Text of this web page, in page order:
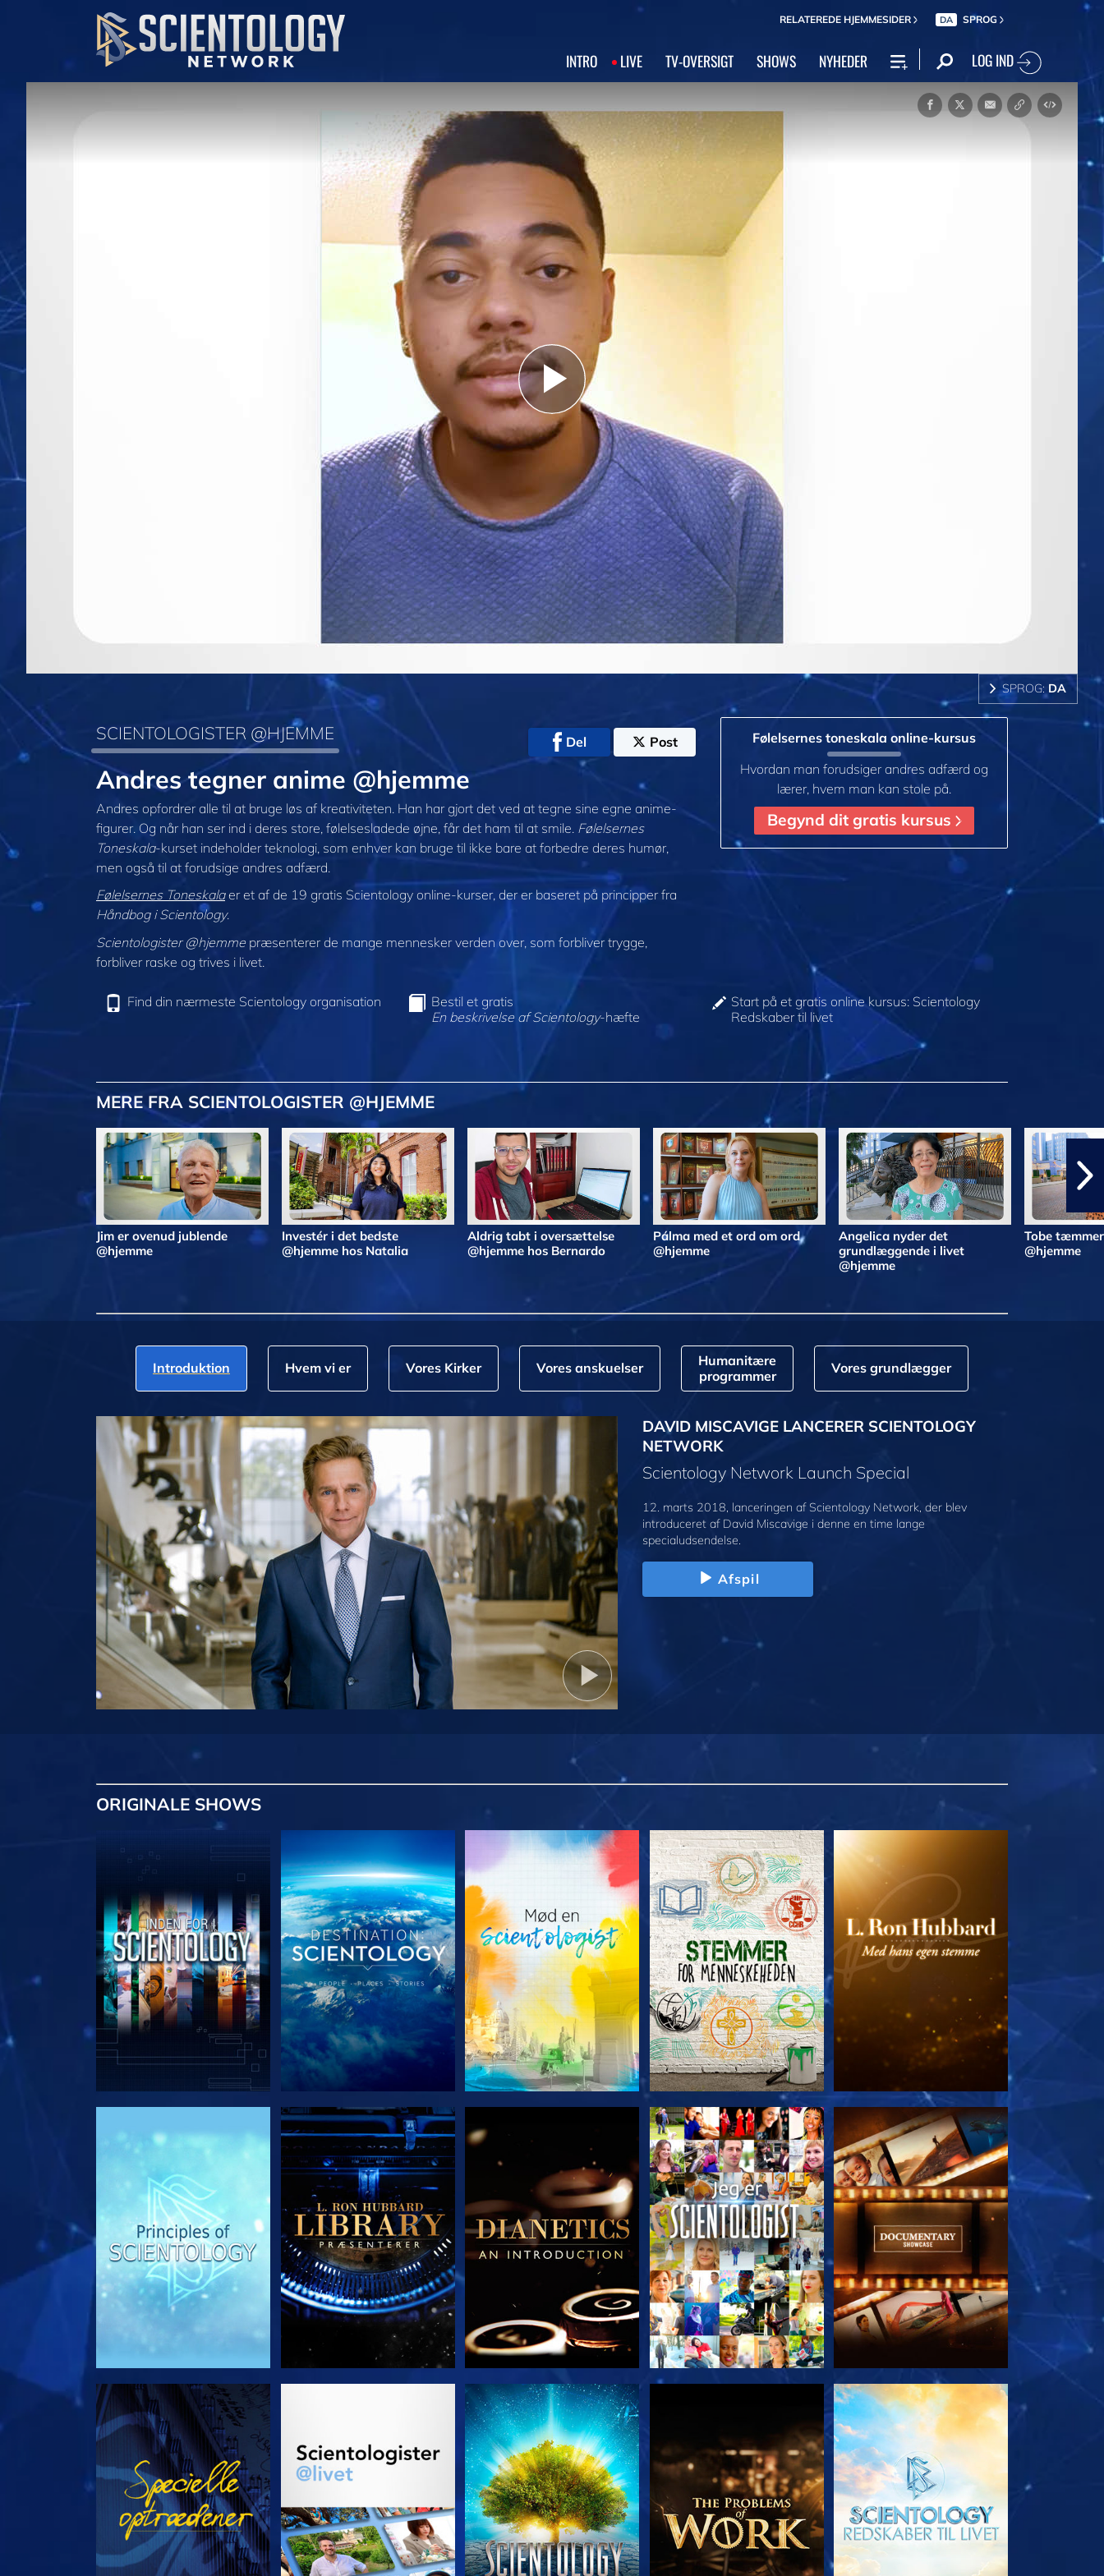
RELATEREDE HJEMMESIDER DA SPROG
INTRO LIVE TV‑OVERSIGT SHOWS NYHEDER LOG IND
Play
Video
SPROG: DA
SCIENTOLOGISTER @HJEMME Del Post
Andres tegner anime @hjemme
Andres opfordrer alle til at bruge løs af kreativiteten. Han har gjort det ved at tegne sine egne anime-
figurer. Og når han ser ind i deres store, følelsesladede øjne, får det ham til at smile. Følelsernes
Toneskala-kurset indeholder teknologi, som enhver kan bruge til ikke bare at forbedre deres humør,
men også til at forudsige andres adfærd.
Følelsernes Toneskalaer et af de 19 gratis Scientology online-kurser, der er baseret på principper fra
Håndbog i Scientology.
Scientologister @hjemmepræsenterer de mange mennesker verden over, som forbliver trygge,
forbliver raske og trives i livet.
Følelsernes toneskala online-kursus
Hvordan man forudsiger andres adfærd og
lærer, hvem man kan stole på.
Begynd dit gratis kursus
Find din nærmeste Scientology organisation
Bestil et gratis
En beskrivelse af Scientology-hæfte
Start på et gratis online kursus: Scientology
Redskaber til livet
MERE FRA SCIENTOLOGISTER @HJEMME
Jim er ovenud jublende
@hjemme
Investér i det bedste
@hjemme hos Natalia
Aldrig tabt i oversættelse
@hjemme hos Bernardo
Pálma med et ord om ord
@hjemme
Angelica nyder det
grundlæggende i livet
@hjemme
Tobe
@hjemme
Introduktion Hvem vi er Vores Kirker Vores anskuelser
Humanitære
programmer
Vores grundlægger
DAVID MISCAVIGE LANCERER SCIENTOLOGY
NETWORK
Scientology Network Launch Special
12. marts 2018, lanceringen af Scientology Network, der blev
introduceret af David Miscavige i denne en time lange
specialudsendelse.
Afspil
ORIGINALE SHOWS
UDFORSK SERIEN UDFORSK SERIEN UDFORSK SERIEN UDFORSK SERIEN UDFORSK SERIEN
SE UDFORSK SERIEN